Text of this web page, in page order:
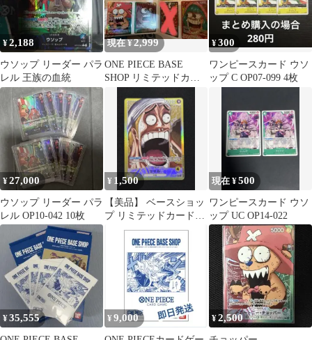
¥2,188
ウソップ リーダー パラ
レル 王族の血統
現在 ¥2,999
ONE PIECE BASE
SHOP リミテッドカー
¥300
ワンピースカード ウソ
ップ C OP07-099 4枚
¥27,000
ウソップ リーダー パラ
レル OP10-042 10枚
¥ 1,500
【美品】 ベースショッ
プ リミテッドカードコ
レクションvol.1 エネル
現在 ¥500
ワンピースカード ウソ
ップ UC OP14-022
¥35,555 ¥ 9,000 ¥2,500